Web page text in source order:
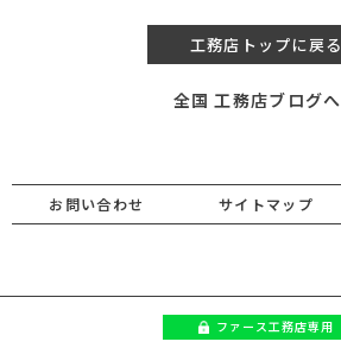
工務店トップに戻る
全国 工務店ブログへ
お問い合わせ サイトマップ
ファース工務店専用